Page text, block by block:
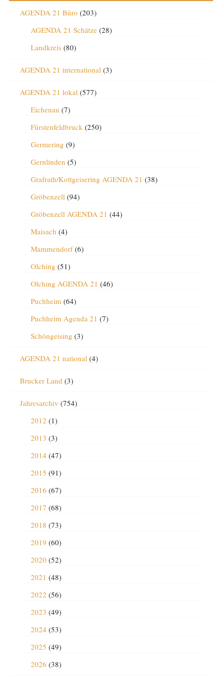
AGENDA 21 Büro (203)
AGENDA 21 Schätze(28)
Landkreis(80)
AGENDA 21 international (3)
AGENDA 21 lokal (577)
Eichenau (7)
Fürstenfeldbruck (250)
Germering (9)
Gernlinden (5)
Grafrath/Kottgeisering AGENDA 21 (38)
Gröbenzell (94)
Gröbenzell AGENDA 21 (44)
Maisach (4)
Mammendorf(6)
Olching (51)
Olching AGENDA 21 (46)
Puchheim (64)
Puchheim Agenda 21 (7)
Schöngeising (3)
AGENDA 21 national (4)
Brucker Land (3)
Jahresarchiv (754)
2012 (1)
2013 (3)
2014 (47)
2015 (91)
2016 (67)
2017 (68)
2018 (73)
2019 (60)
2020 (52)
2021 (48)
2022 (56)
2023 (49)
2024 (53)
2025 (49)
2026 (38)